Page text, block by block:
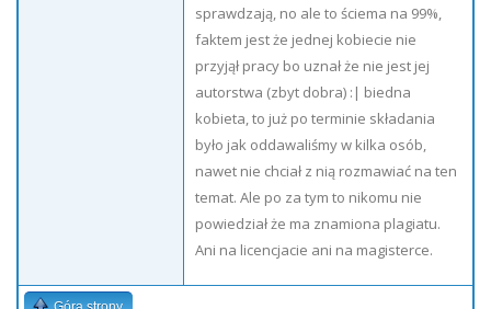
sprawdzają, no ale to ściema na 99%,
faktem jest że jednej kobiecie nie
przyjął pracy bo uznał że nie jest jej
autorstwa (zbyt dobra) :| biedna
kobieta, to już po terminie składania
było jak oddawaliśmy w kilka osób,
nawet nie chciał z nią rozmawiać na ten
temat. Ale po za tym to nikomu nie
powiedział że ma znamiona plagiatu.
Ani na licencjacie ani na magisterce.